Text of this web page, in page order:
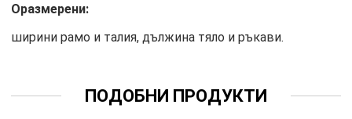
Оразмерени:
ширини рамо и талия, дължина тяло и ръкави.
ПОДОБНИ ПРОДУКТИ